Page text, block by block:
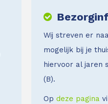
Wij streven er
mogelijk bij je
hiervoor al jaren
(B).
Op deze pagina